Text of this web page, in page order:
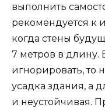
выполнить
рекомендуется к
когда стены
7 метров в длину.
игнорировать, то
усадка здания, а
и неустойчивая.